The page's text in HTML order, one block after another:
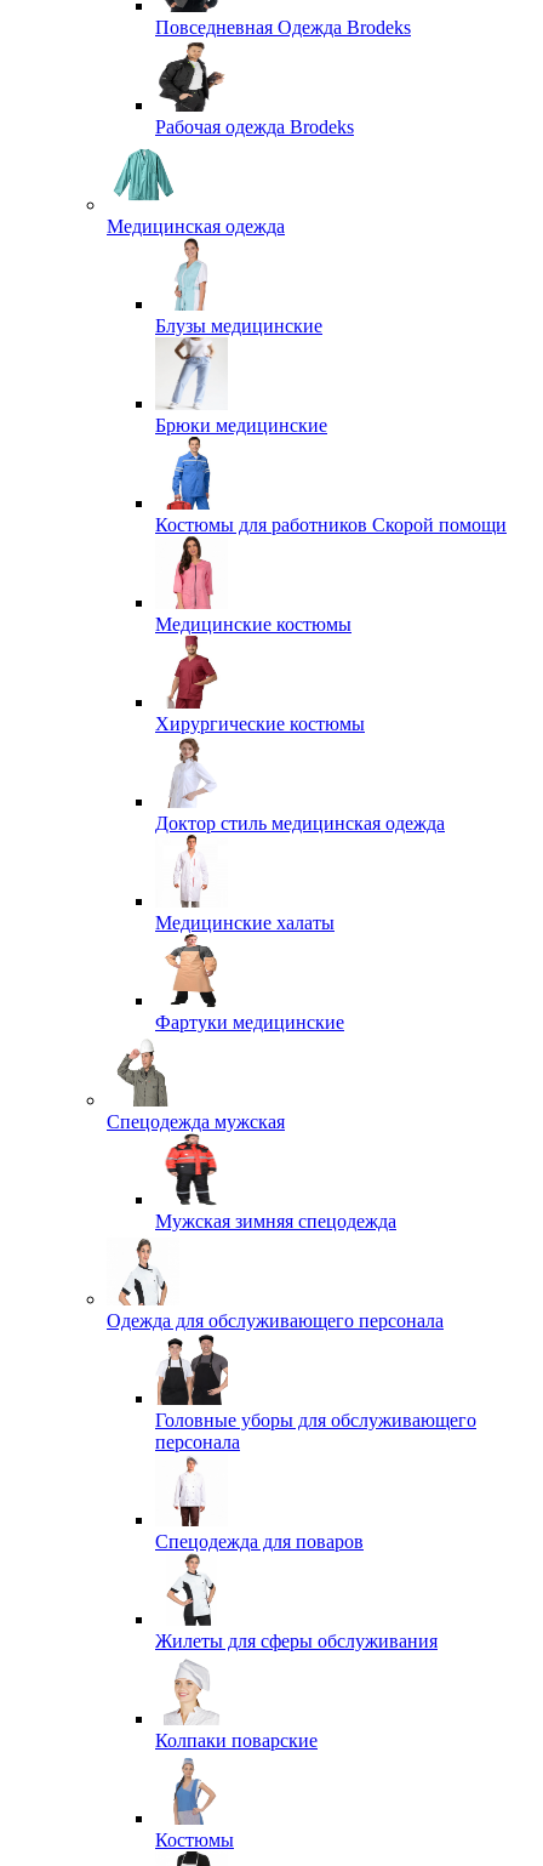
Повседневная Одежда Brodeks
Рабочая одежда Brodeks
Медицинская одежда
Блузы медицинские
Брюки медицинские
Костюмы для работников Скорой помощи
Медицинские костюмы
Хирургические костюмы
Доктор стиль медицинская одежда
Медицинские халаты
Фартуки медицинские
Спецодежда мужская
Мужская зимняя спецодежда
Одежда для обслуживающего персонала
Головные уборы для обслуживающего
персонала
Спецодежда для поваров
Жилеты для сферы обслуживания
Колпаки поварские
Костюмы